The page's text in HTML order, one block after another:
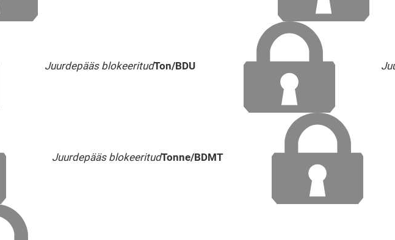
Juurdepääs blokeeritudTon/BDU
Juurdepääs blokeeritudTonne/BDMT